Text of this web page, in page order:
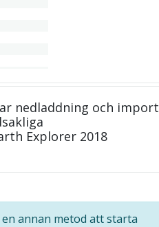
nedladdning och import
Explorer 2018
annan metod att starta